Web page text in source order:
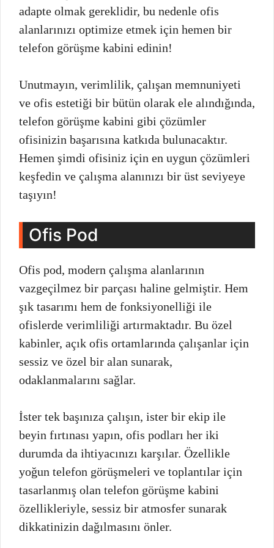
adapte olmak gereklidir, bu nedenle ofis
alanlarınızı optimize etmek için hemen bir
telefon görüşme kabini edinin!
Unutmayın, verimlilik, çalışan memnuniyeti
ve ofis estetiği bir bütün olarak ele alındığında,
telefon görüşme kabini gibi çözümler
ofisinizin başarısına katkıda bulunacaktır.
Hemen şimdi ofisiniz için en uygun çözümleri
keşfedin ve çalışma alanınızı bir üst seviyeye
taşıyın!
Ofis Pod
Ofis pod, modern çalışma alanlarının
vazgeçilmez bir parçası haline gelmiştir. Hem
şık tasarımı hem de fonksiyonelliği ile
ofislerde verimliliği artırmaktadır. Bu özel
kabinler, açık ofis ortamlarında çalışanlar için
sessiz ve özel bir alan sunarak,
odaklanmalarını sağlar.
İster tek başınıza çalışın, ister bir ekip ile
beyin fırtınası yapın, ofis podları her iki
durumda da ihtiyacınızı karşılar. Özellikle
yoğun telefon görüşmeleri ve toplantılar için
tasarlanmış olan telefon görüşme kabini
özellikleriyle, sessiz bir atmosfer sunarak
dikkatinizin dağılmasını önler.